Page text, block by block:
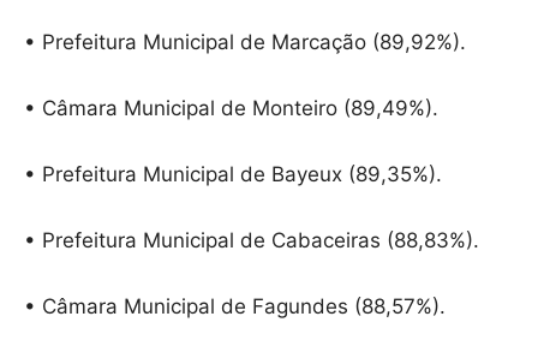
• Prefeitura Municipal de Marcação (89,92%).
• Câmara Municipal de Monteiro (89,49%).
• Prefeitura Municipal de Bayeux (89,35%).
• Prefeitura Municipal de Cabaceiras (88,83%).
• Câmara Municipal de Fagundes (88,57%).